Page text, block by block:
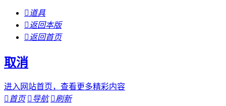
 道具
 返回本版
 返回首页
取消
进入网站首页，查看更多精彩内容
 首页  导航 刷新